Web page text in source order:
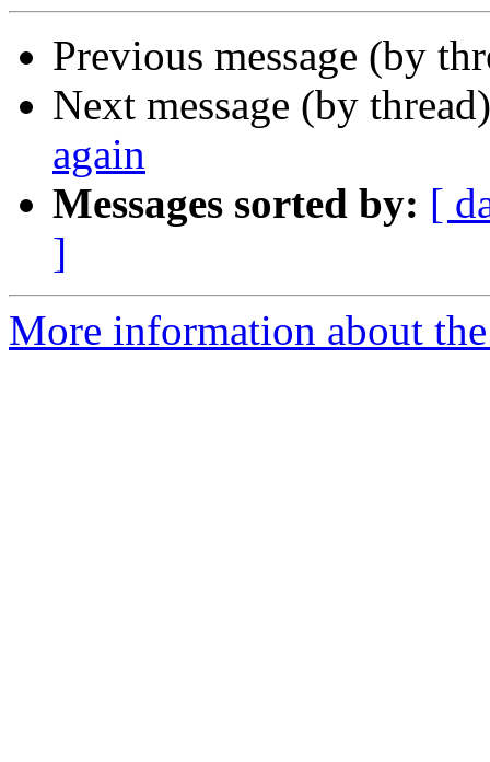
Previous message (by
Next message (by
again
Messages sorted by: [
]
More information about